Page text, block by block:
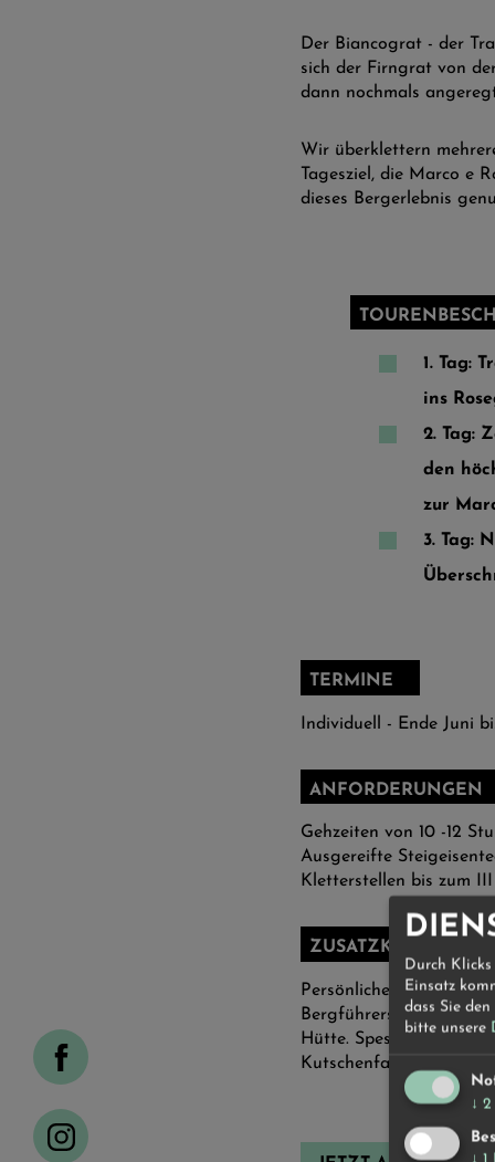
Der Biancograt - der
sich der Firngrat von
dann nochmals
Wir überklettern
Tagesziel, die Marco e
dieses Bergerlebnis
1. Tag:
ins
2. Tag:
den
zur
3. Tag:
TERMINE
Individuell - Ende Juni
ANFORDERUNGEN
Gehzeiten von 10 -12
Ausgereifte
Kletterstellen bis zum
ZUSATZKOSTEN
Persönliche
Bergführers auf der
Hütte. Spesen für die
Kutschenfahrt
Durch Klicks
Einsatz
dass Sie
bitte unsere
↓ 2